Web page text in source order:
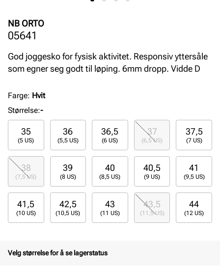
NB ORTO
05641
God joggesko for fysisk aktivitet. Responsiv yttersåle
som egner seg godt til løping. 6mm dropp. Vidde D
Farge: Hvit
Størrelse:-
35
(5 US)
36
(5,5 US)
36,5
(6 US)
37
(6,5 US)
37,5
(7 US)
38
(7,5 US)
39
(8 US)
40
(8,5 US)
40,5
(9 US)
41
(9,5 US)
41,5
(10 US)
42,5
(10,5 US)
43
(11 US)
43,5
(11,5 US)
44
(12 US)
Velg størrelse for å se lagerstatus